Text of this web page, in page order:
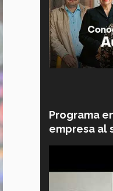
Programa
empresa al